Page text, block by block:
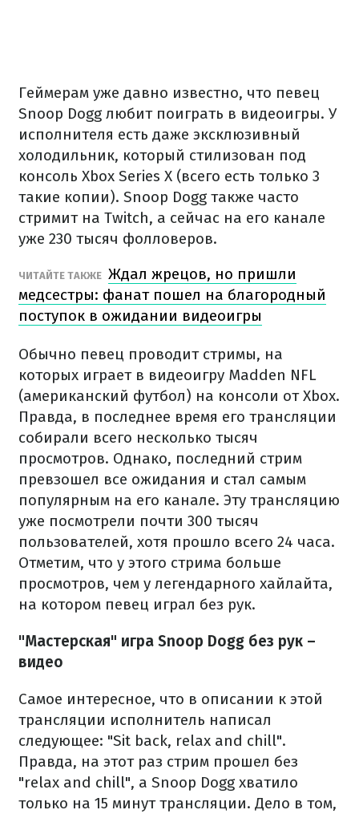
Геймерам уже давно известно, что певец
Snoop Dogg любит поиграть в видеоигры. У
исполнителя есть даже эксклюзивный
холодильник, который стилизован под
консоль Xbox Series X (всего есть только 3
такие копии). Snoop Dogg также часто
стримит на Twitch, а сейчас на его канале
уже 230 тысяч фолловеров.
ЧИТАЙТЕ ТАКЖЕ Ждал жрецов, но пришли
медсестры: фанат пошел на благородный
поступок в ожидании видеоигры
Обычно певец проводит стримы, на
которых играет в видеоигру Madden NFL
(американский футбол) на консоли от Xbox.
Правда, в последнее время его трансляции
собирали всего несколько тысяч
просмотров. Однако, последний стрим
превзошел все ожидания и стал самым
популярным на его канале. Эту трансляцию
уже посмотрели почти 300 тысяч
пользователей, хотя прошло всего 24 часа.
Отметим, что у этого стрима больше
просмотров, чем у легендарного хайлайта,
на котором певец играл без рук.
"Мастерская" игра Snoop Dogg без рук​ –
видео
Самое интересное, что в описании к этой
трансляции исполнитель написал
следующее: "Sit back, relax and chill".
Правда, на этот раз стрим прошел без
"relax and chill", а Snoop Dogg хватило
только на 15 минут трансляции. Дело в том,